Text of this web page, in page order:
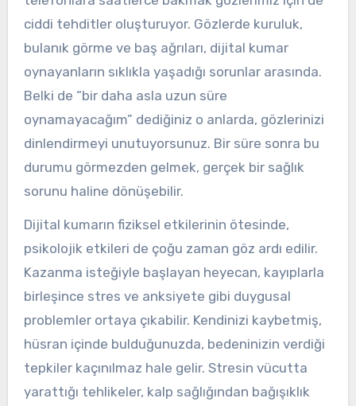
ciddi tehditler oluşturuyor. Gözlerde kuruluk,
bulanık görme ve baş ağrıları, dijital kumar
oynayanların sıklıkla yaşadığı sorunlar arasında.
Belki de “bir daha asla uzun süre
oynamayacağım” dediğiniz o anlarda, gözlerinizi
dinlendirmeyi unutuyorsunuz. Bir süre sonra bu
durumu görmezden gelmek, gerçek bir sağlık
sorunu haline dönüşebilir.
Dijital kumarın fiziksel etkilerinin ötesinde,
psikolojik etkileri de çoğu zaman göz ardı edilir.
Kazanma isteğiyle başlayan heyecan, kayıplarla
birleşince stres ve anksiyete gibi duygusal
problemler ortaya çıkabilir. Kendinizi kaybetmiş,
hüsran içinde bulduğunuzda, bedeninizin verdiği
tepkiler kaçınılmaz hale gelir. Stresin vücutta
yarattığı tehlikeler, kalp sağlığından bağışıklık